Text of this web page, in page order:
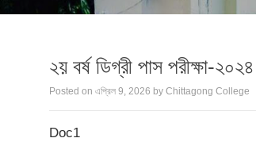
২য় বর্ষ ডিগ্রী পাস পরীক্ষা-
Posted on এপ্রিল 9, 2026 by Chittagong College
Doc1